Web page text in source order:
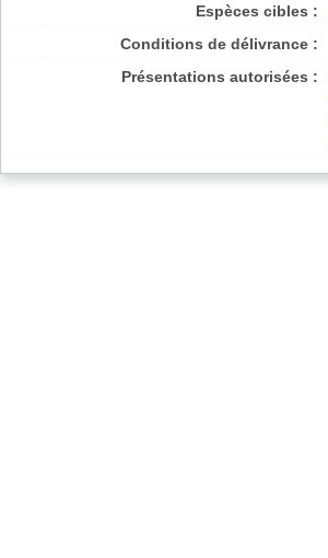
Espèces cibles :
Conditions de délivrance :
Présentations autorisées :